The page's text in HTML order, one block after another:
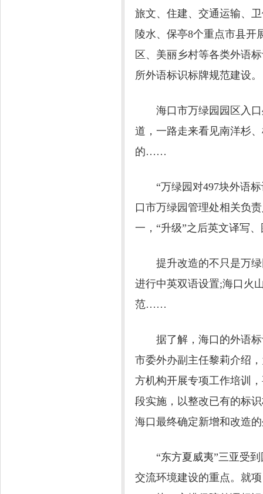
旅文、住建、交通运输、
陵水、保亭8个重点市县开
区、美丽乡村等各类外语
所外语标识标牌规范建设。
海口市万绿园园区入口
道，一路走来看见南洋杉
的……
“万绿园对497块外语标
口市万绿园管理处相关负
一，“升级”之后英文译写
提升改造的不只是万绿
进行中英双语设置;海口火
范……
据了解，海口的外语标
市委外办副主任黎莉介绍
方机构开展专项工作培训
段实施，以整改已有的标
海口最终确定新增和改造
“东方夏威夷”三亚受到
交流环境建设的重点。就